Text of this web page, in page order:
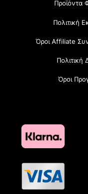
Προϊόντα
Πολιτική
Όροι Affiliate
Πολιτική
Όροι